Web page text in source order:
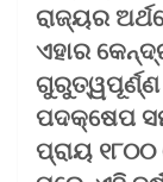
ରାଜ୍ୟର
ଏହାର
ପଦକ୍ଷେପ
ପ୍ରାୟ